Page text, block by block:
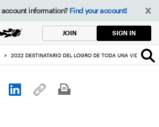
information? Find your account!
JOIN SIGN IN
> 2022 DESTINATARIO DEL LOGRO DE TODA UNA VIDA DEL